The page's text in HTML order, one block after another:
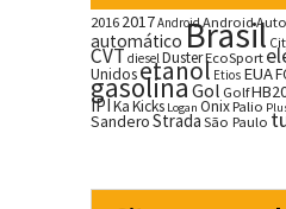
20162017AndroidAndroid Auto
automáticoBrasil
CVTdieselDusterEcoSport
Unidosetanol Etios EUA
gasolina Gol Golf
IPIKaKicks Logan OnixPalio
SanderoStrada São Paulo